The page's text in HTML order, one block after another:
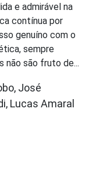
e admirável na
contínua por
genuíno com o
sempre
não são fruto de...
José
Lucas Amaral